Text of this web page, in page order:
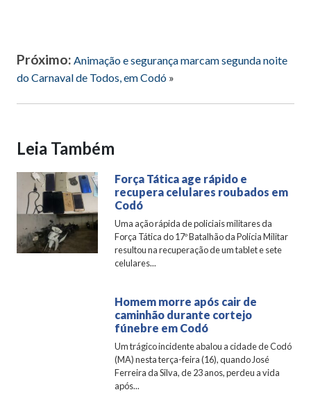
Próximo: Animação e segurança marcam segunda noite
do Carnaval de Todos, em Codó »
Leia Também
Força Tática age rápido e
recupera celulares roubados em
Codó
Uma ação rápida de policiais militares da
Força Tática do 17º Batalhão da Polícia Militar
resultou na recuperação de um tablet e sete
celulares...
Homem morre após cair de
caminhão durante cortejo
fúnebre em Codó
Um trágico incidente abalou a cidade de Codó
(MA) nesta terça-feira (16), quando José
Ferreira da Silva, de 23 anos, perdeu a vida
após...